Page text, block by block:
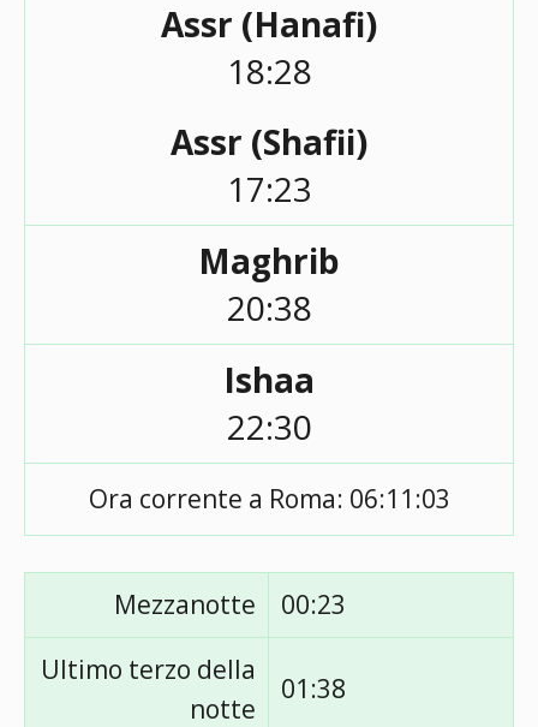
Assr (Hanafi)
18:28
Assr (Shafii)
17:23
Maghrib
20:38
Ishaa
22:30
Ora corrente a Roma: 06:11:03
Mezzanotte
00:23
Ultimo terzo della
notte
01:38